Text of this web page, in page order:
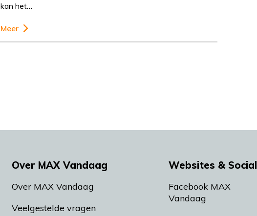
kan het…
Meer
Over MAX Vandaag
Over MAX Vandaag
Veelgestelde vragen
Websites & Social
Facebook MAX
Vandaag